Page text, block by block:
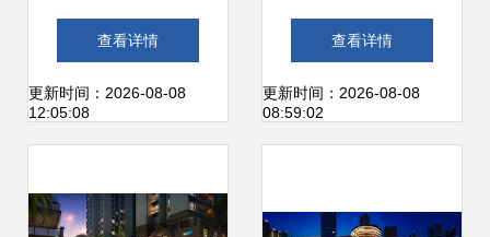
领厦门商业新风尚
的乐购美食尊享之
查看详情
更新时间：2026-08-08
12:05:08
——华美立家与山
东白鹤签约盛典圆
综合体服务新篇章
查看详情
更新时间：2026-08-08
08:59:02